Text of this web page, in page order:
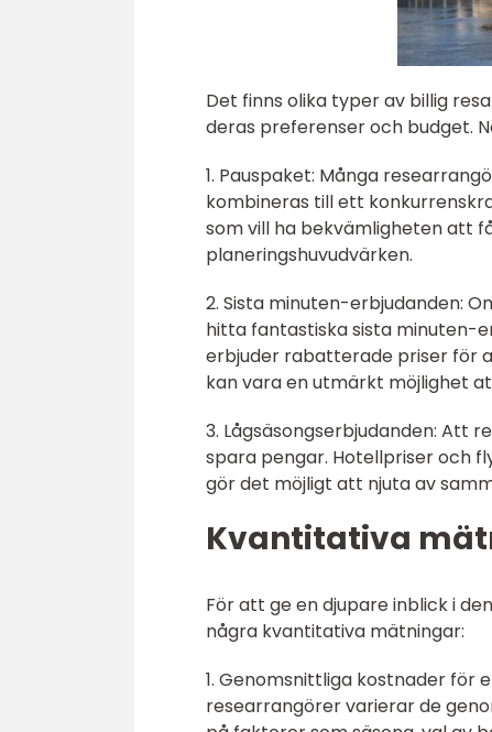
Det finns olika typer av billig
deras preferenser och budget.
1. Pauspaket: Många
kombineras till ett
som vill ha bekvämligheten att
planeringshuvudvärken.
2. Sista minuten-erbjudanden:
hitta fantastiska sista minuten-
erbjuder rabatterade priser för
kan vara en utmärkt möjlighet
3. Lågsäsongserbjudanden: Att
spara pengar. Hotellpriser och
gör det möjligt att njuta av
Kvantitativa
För att ge en djupare inblick i
några kvantitativa mätningar:
1. Genomsnittliga kostnader för
researrangörer varierar de